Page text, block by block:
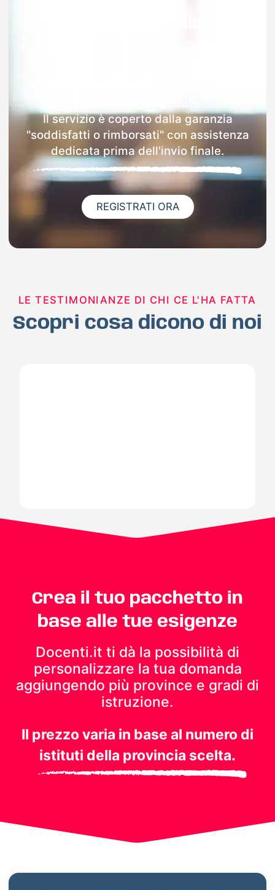
Il servizio è coperto dalla garanzia
"soddisfatti o rimborsati" con assistenza
dedicata prima dell'invio finale.
REGISTRATI ORA
LE TESTIMONIANZE DI CHI CE L'HA FATTA
Scopri cosa dicono di noi
Crea il tuo pacchetto in
base alle tue esigenze
Docenti.it ti dà la possibilità di
personalizzare la tua domanda
aggiungendo più province e gradi di
istruzione.
Il prezzo varia in base al numero di
istituti della provincia scelta.